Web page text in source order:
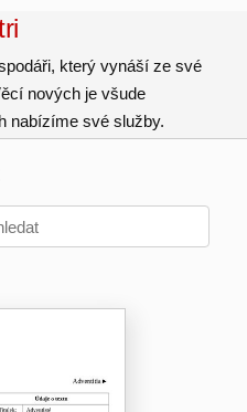
který vynáší ze své
nových je všude
nabízíme své služby.